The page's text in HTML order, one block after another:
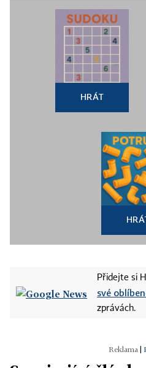
HRÁT
Přidejte si
své
zprávách.